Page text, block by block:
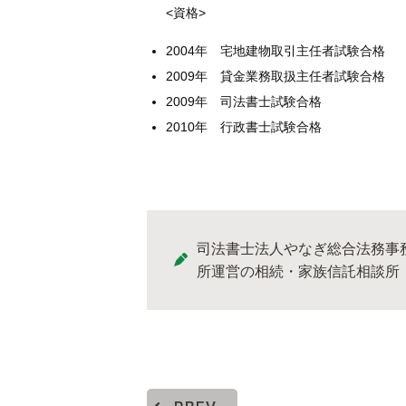
<資格>
2004年 宅地建物取引主任者試験合格
2009年 貸金業務取扱主任者試験合格
2009年 司法書士試験合格
2010年 行政書士試験合格
司法書士法人やなぎ総合法務事
所運営の相続・家族信託相談所